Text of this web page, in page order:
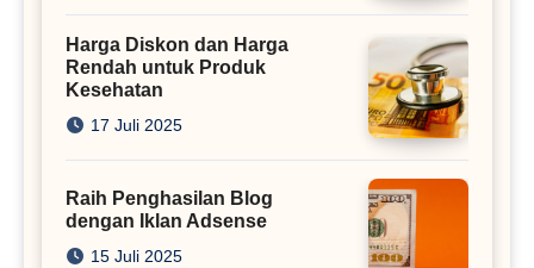
Harga Diskon dan Harga
Rendah untuk Produk
Kesehatan
17 Juli 2025
Raih Penghasilan Blog
dengan Iklan Adsense
15 Juli 2025